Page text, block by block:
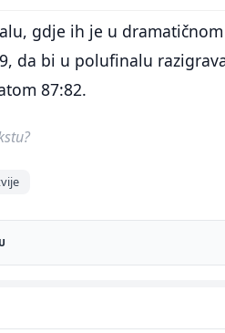
gdje ih je u dramatičnom
da bi u polufinalu
87:82.